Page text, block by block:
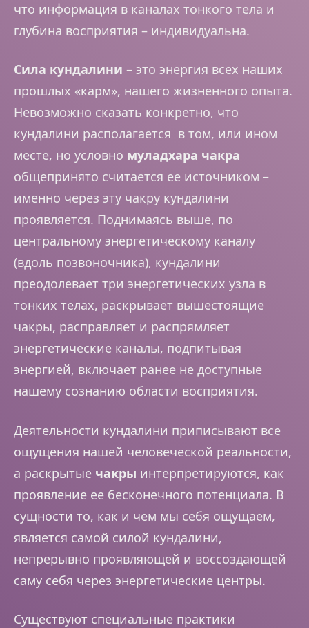
что информация в каналах тонкого тела и
глубина восприятия – индивидуальна.
Сила кундалини – это энергия всех наших
прошлых «карм», нашего жизненного опыта.
Невозможно сказать конкретно, что
кундалини располагается в том, или ином
месте, но условно муладхара чакра
общепринято считается ее источником –
именно через эту чакру кундалини
проявляется. Поднимаясь выше, по
центральному энергетическому каналу
(вдоль позвоночника), кундалини
преодолевает три энергетических узла в
тонких телах, раскрывает вышестоящие
чакры, расправляет и распрямляет
энергетические каналы, подпитывая
энергией, включает ранее не доступные
нашему сознанию области восприятия.
Деятельности кундалини приписывают все
ощущения нашей человеческой реальности,
а раскрытые чакры интерпретируются, как
проявление ее бесконечного потенциала. В
сущности то, как и чем мы себя ощущаем,
является самой силой кундалини,
непрерывно проявляющей и воссоздающей
саму себя через энергетические центры.
Существуют специальные практики